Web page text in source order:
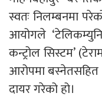
स्वतः निलम्बनमा
आयोगले
कन्ट्रोल सिस्टम’
आरोपमा बस्नेतसहित
दायर गरेको हो।